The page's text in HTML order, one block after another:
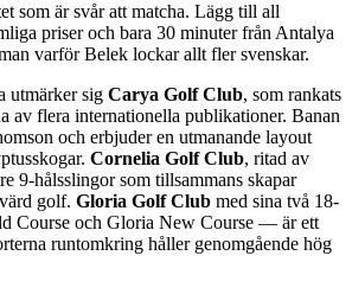
som är svår att matcha. Lägg till all
priser och bara 30 minuter från Antalya
varför Belek lockar allt fler svenskar.
utmärker sig Carya Golf Club, som rankats
av flera internationella publikationer. Banan
och erbjuder en utmanande layout
Cornelia Golf Club, ritad av
9-hålsslingor som tillsammans skapar
golf. Gloria Golf Club med sina två 18-
Course och Gloria New Course — är ett
runtomkring håller genomgående hög